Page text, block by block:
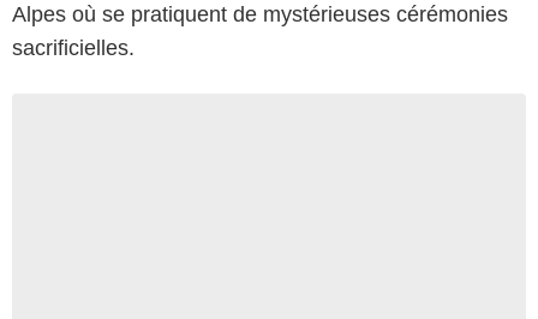
Alpes où se pratiquent de mystérieuses cérémonies
sacrificielles.